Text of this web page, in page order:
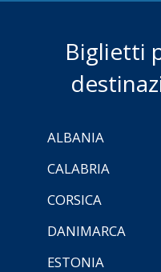
Biglietti
ALBANIA
CALABRIA
CORSICA
DANIMARCA
ESTONIA